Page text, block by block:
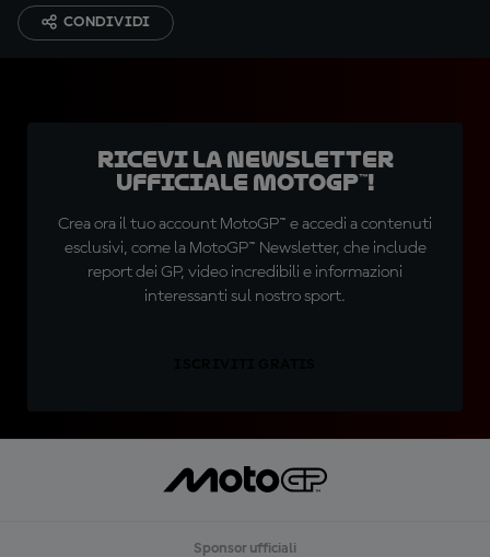
CONDIVIDI
Ricevi la newsletter
ufficiale MotoGP™!
Crea ora il tuo account MotoGP™ e accedi a contenuti
esclusivi, come la MotoGP™ Newsletter, che include
report dei GP, video incredibili e informazioni
interessanti sul nostro sport.
Sponsor ufficiali